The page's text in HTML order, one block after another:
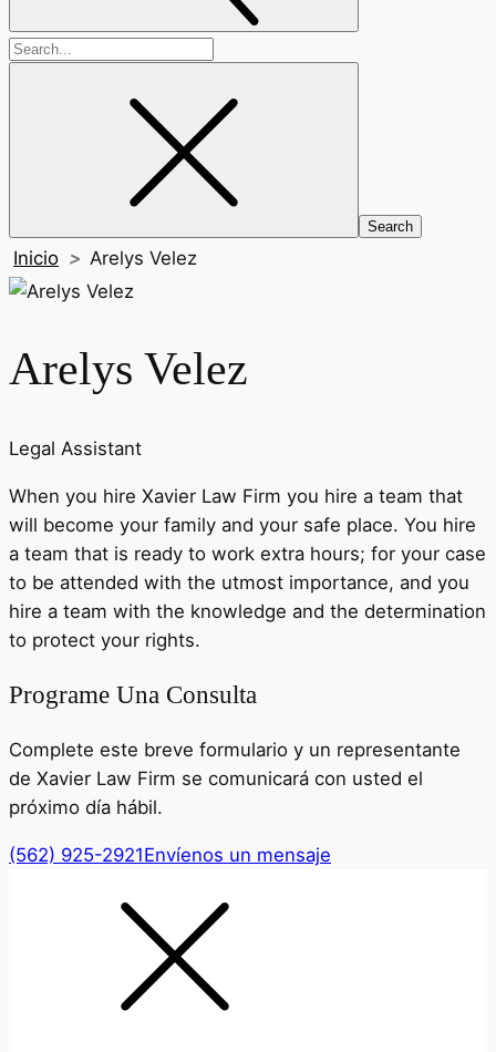
Search
Inicio > Arelys Velez
Arelys Velez
Legal Assistant
When you hire Xavier Law Firm you hire a team that
will become your family and your safe place. You hire
a team that is ready to work extra hours; for your case
to be attended with the utmost importance, and you
hire a team with the knowledge and the determination
to protect your rights.
Programe Una Consulta
Complete este breve formulario y un representante
de Xavier Law Firm se comunicará con usted el
próximo día hábil.
(562) 925-2921Envíenos un mensaje